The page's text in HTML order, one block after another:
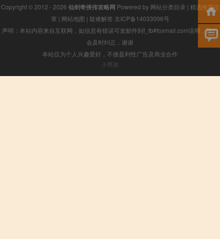
Copyright © 2012 - 2026 仙剑奇侠传攻略网 Powered by 网站分类目录 | 精选推荐文
章 | 网站地图 | 疑难解答 京ICP备14033006号
声明：本站内容来自互联网，如信息有错误可发邮件到f_fb#foxmail.com说明，我们
会及时纠正，谢谢
本站仅为个人兴趣爱好，不接盈利性广告及商业合作
小男孩